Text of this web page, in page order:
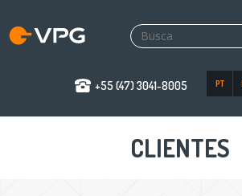
+55 (47) 3041-8005 PT
CLIENTES